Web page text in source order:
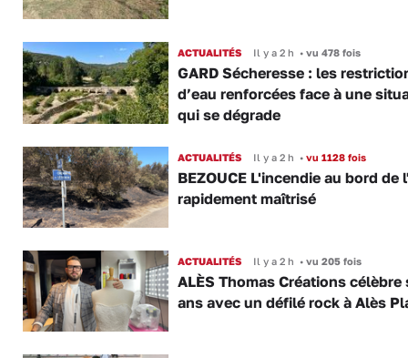
ACTUALITÉS Il y a 2 h •vu 478 fois
GARD Sécheresse : les
d’eau renforcées face à une
qui se dégrade
ACTUALITÉS Il y a 2 h •vu 1128 fois
BEZOUCE L'incendie au bord de
rapidement maîtrisé
ACTUALITÉS Il y a 2 h •vu 205 fois
ALÈS Thomas Créations célèbre
ans avec un défilé rock à Alès